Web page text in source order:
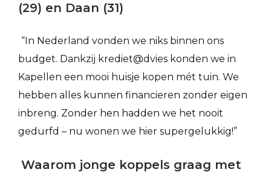
(29) en Daan (31)
“In Nederland vonden we niks binnen ons
budget. Dankzij krediet@dvies konden we in
Kapellen een mooi huisje kopen mét tuin. We
hebben alles kunnen financieren zonder eigen
inbreng. Zonder hen hadden we het nooit
gedurfd – nu wonen we hier supergelukkig!”
Waarom jonge koppels graag met